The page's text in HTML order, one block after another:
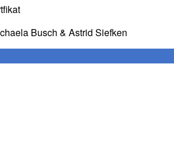
Busch & Astrid Siefken